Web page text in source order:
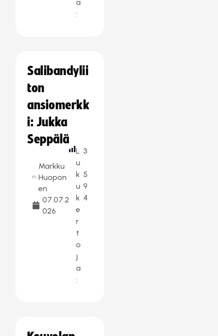
a
:
Salibandylii
ton
ansiomerkk
i: Jukka
Seppälä
Markku
Huopon
en
07.07.2
026
L
u
k
u
k
e
r
t
o
j
a
:
3
5
9
4